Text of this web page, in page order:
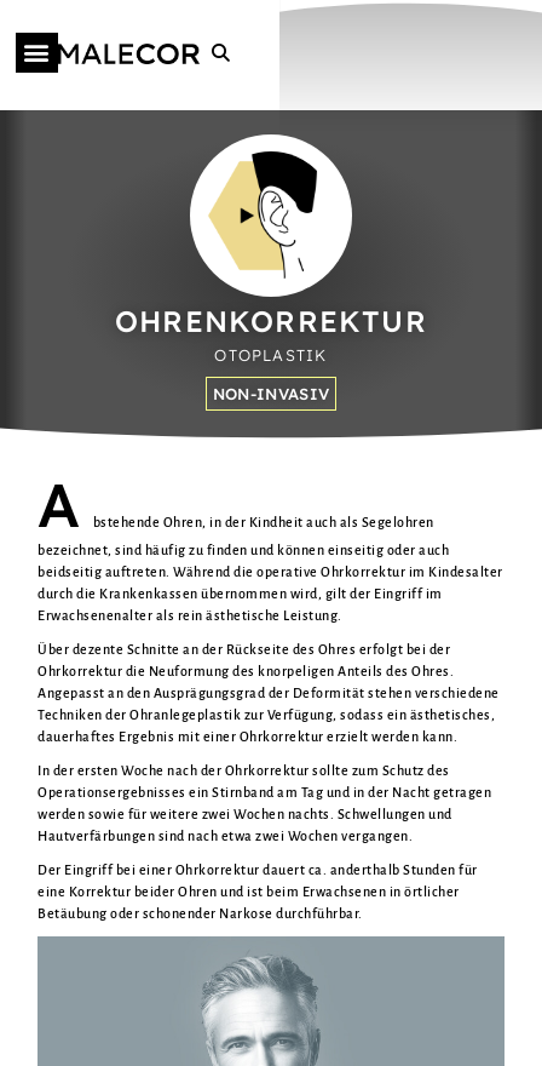
OHREN­KORREKTUR
OTOPLASTIK
NON-INVASIV
A
bstehende Ohren, in der Kindheit auch als Segelohren
bezeichnet, sind häufig zu finden und können einseitig oder auch
beidseitig auftreten. Während die operative Ohrkorrektur im Kindesalter
durch die Krankenkassen übernommen wird, gilt der Eingriff im
Erwachsenenalter als rein ästhetische Leistung.
Über dezente Schnitte an der Rückseite des Ohres erfolgt bei der
Ohrkorrektur die Neuformung des knorpeligen Anteils des Ohres.
Angepasst an den Ausprägungsgrad der Deformität stehen verschiedene
Techniken der Ohranlegeplastik zur Verfügung, sodass ein ästhetisches,
dauerhaftes Ergebnis mit einer Ohrkorrektur erzielt werden kann.
In der ersten Woche nach der Ohrkorrektur sollte zum Schutz des
Operationsergebnisses ein Stirnband am Tag und in der Nacht getragen
werden sowie für weitere zwei Wochen nachts. Schwellungen und
Hautverfärbungen sind nach etwa zwei Wochen vergangen.
Der Eingriff bei einer Ohrkorrektur dauert ca. anderthalb Stunden für
eine Korrektur beider Ohren und ist beim Erwachsenen in örtlicher
Betäubung oder schonender Narkose durchführbar.